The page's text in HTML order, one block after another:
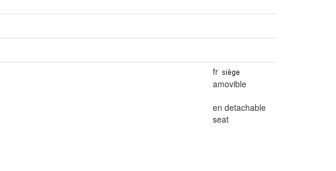
fr
amovible
en detachable
seat